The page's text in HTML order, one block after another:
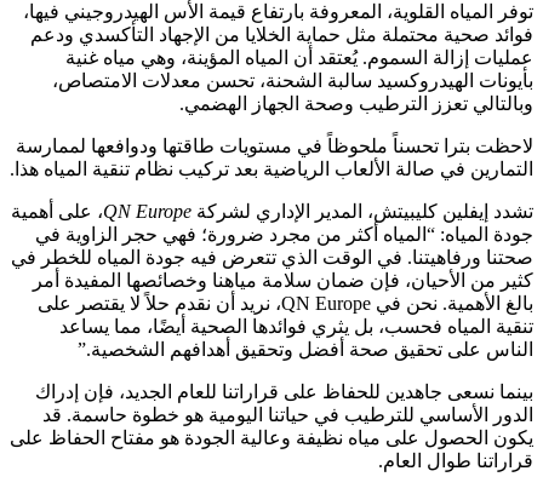
توفر المياه القلوية، المعروفة بارتفاع قيمة الأس الهيدروجيني فيها،
فوائد صحية محتملة مثل حماية الخلايا من الإجهاد التأكسدي ودعم
عمليات إزالة السموم. يُعتقد أن المياه المؤينة، وهي مياه غنية
بأيونات الهيدروكسيد سالبة الشحنة، تحسن معدلات الامتصاص،
وبالتالي تعزز الترطيب وصحة الجهاز الهضمي.
لاحظت بترا تحسناً ملحوظاً في مستويات طاقتها ودوافعها لممارسة
التمارين في صالة الألعاب الرياضية بعد تركيب نظام تنقية المياه هذا.
تشدد إيفلين كليبيتش، المدير الإداري لشركة QN Europe، على أهمية
جودة المياه: “المياه أكثر من مجرد ضرورة؛ فهي حجر الزاوية في
صحتنا ورفاهيتنا. في الوقت الذي تتعرض فيه جودة المياه للخطر في
كثير من الأحيان، فإن ضمان سلامة مياهنا وخصائصها المفيدة أمر
بالغ الأهمية. نحن في QN Europe، نريد أن نقدم حلاً لا يقتصر على
تنقية المياه فحسب، بل يثري فوائدها الصحية أيضًا، مما يساعد
الناس على تحقيق صحة أفضل وتحقيق أهدافهم الشخصية.”
بينما نسعى جاهدين للحفاظ على قراراتنا للعام الجديد، فإن إدراك
الدور الأساسي للترطيب في حياتنا اليومية هو خطوة حاسمة. قد
يكون الحصول على مياه نظيفة وعالية الجودة هو مفتاح الحفاظ على
قراراتنا طوال العام.